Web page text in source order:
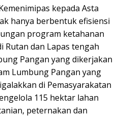
kepada Asta
hanya berbentuk efisiensi
program ketahanan
Rutan dan Lapas tengah
Pangan yang dikerjakan
Lumbung Pangan yang
di Pemasyarakatan
115 hektar lahan
peternakan dan